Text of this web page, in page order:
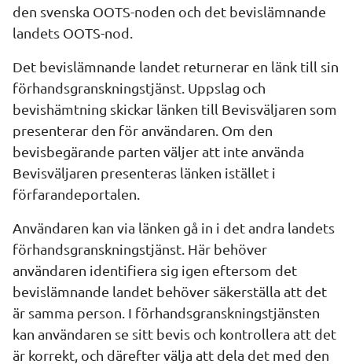
den svenska OOTS-noden och det bevislämnande
landets OOTS-nod.
Det bevislämnande landet returnerar en länk till sin
förhandsgranskningstjänst. Uppslag och
bevishämtning skickar länken till Bevisväljaren som
presenterar den för användaren. Om den
bevisbegärande parten väljer att inte använda
Bevisväljaren presenteras länken istället i
förfarandeportalen.
Användaren kan via länken gå in i det andra landets
förhandsgranskningstjänst. Här behöver
användaren identifiera sig igen eftersom det
bevislämnande landet behöver säkerställa att det
är samma person. I förhandsgranskningstjänsten
kan användaren se sitt bevis och kontrollera att det
är korrekt, och därefter välja att dela det med den